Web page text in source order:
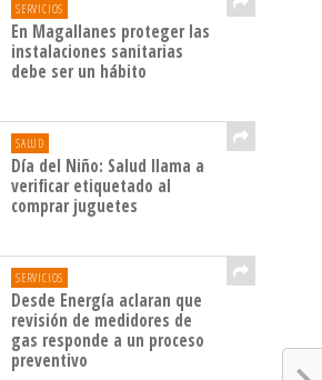
SERVICIOS
En Magallanes proteger las
instalaciones sanitarias
debe ser un hábito
SALUD
Día del Niño: Salud llama a
verificar etiquetado al
comprar juguetes
SERVICIOS
Desde Energía aclaran que
revisión de medidores de
gas responde a un proceso
preventivo